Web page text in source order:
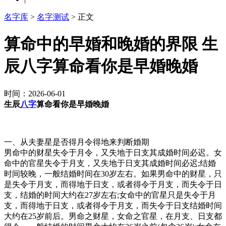
名字库 > 名字测试 > 正文
算命中的早婚和晚婚的界限 生
辰八字算命看你是早婚晚婚
时间：2026-06-01
生辰八字算命看你是早婚晚婚
一、从夫妻星是否得月令得地来判断婚期
男命中的财星失令于月令，又失地于日支其成婚时间必迟。女
命中的官星失令于月支，又失地于日支其成婚时间必迟;结婚
时间较晚，一般结婚时间在30岁左右。如果男命中的财星，只
是失令于月支，而得地于日支，或者得令于月支，而失令于日
支，结婚的时间大约在27岁左右;女命中的官星只是失令于月
支，而得地于日支，或者得令于月支，而失令于日支结婚时间
大约在25岁前后。男命之财星，女命之官星，在月支、日支都